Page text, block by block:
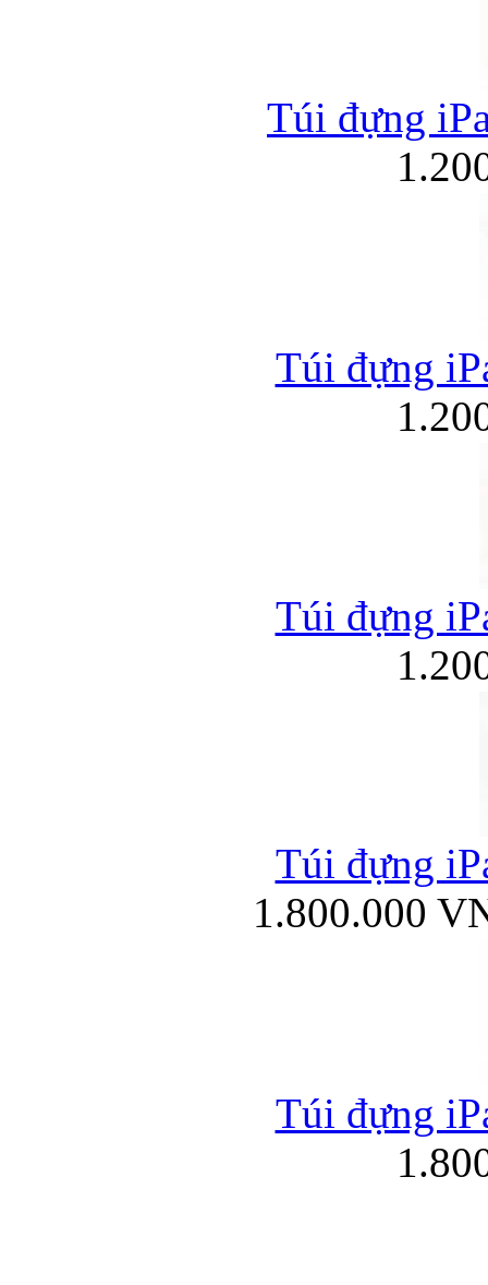
Túi đựng
Túi đựng
Túi đựng
Túi đựng
1.800.000
Túi đựng